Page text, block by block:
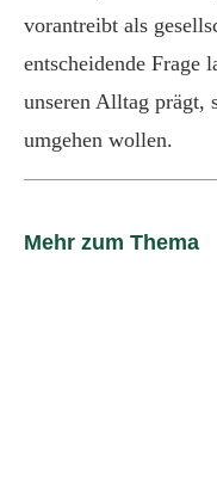
vorantreibt als
entscheidende Frage
unseren Alltag prägt,
umgehen wollen.
Mehr zum Thema